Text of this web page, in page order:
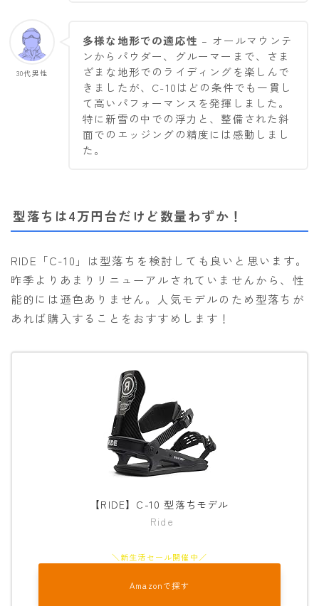
30代男性
多様な地形での適応性 – オールマウンテ
ンからパウダー、グルーマーまで、さま
ざまな地形でのライディングを楽しんで
きましたが、C-10はどの条件でも一貫し
て高いパフォーマンスを発揮しました。
特に新雪の中での浮力と、整備された斜
面でのエッジングの精度には感動しまし
た。
型落ちは4万円台だけど数量わずか！
RIDE「C-10」は型落ちを検討しても良いと思います。
昨季よりあまりリニューアルされていませんから、性
能的には遜色ありません。人気モデルのため型落ちが
あれば購入することをおすすめします！
【RIDE】C-10 型落ちモデル
Ride
Amazonで探す